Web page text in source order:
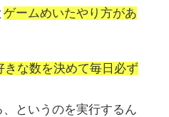
ゲームめいたやり方があ
きな数を決めて毎日必ず
、というのを実行するん